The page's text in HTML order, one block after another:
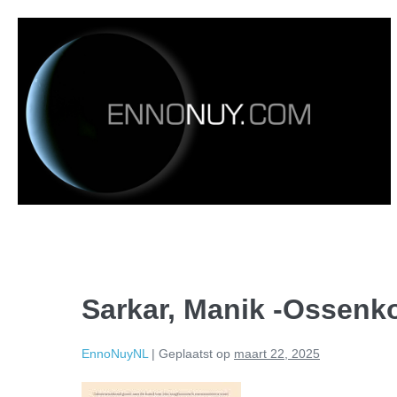
Sarkar, Manik -
EnnoNuyNL | Geplaatst op maart 22, 2025